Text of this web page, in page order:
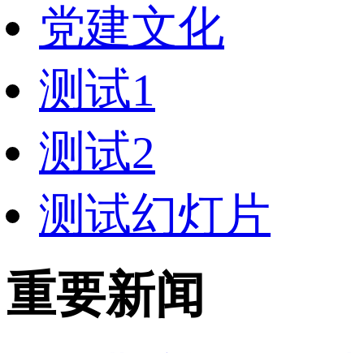
党建文化
测试1
测试2
测试幻灯片
重要新闻